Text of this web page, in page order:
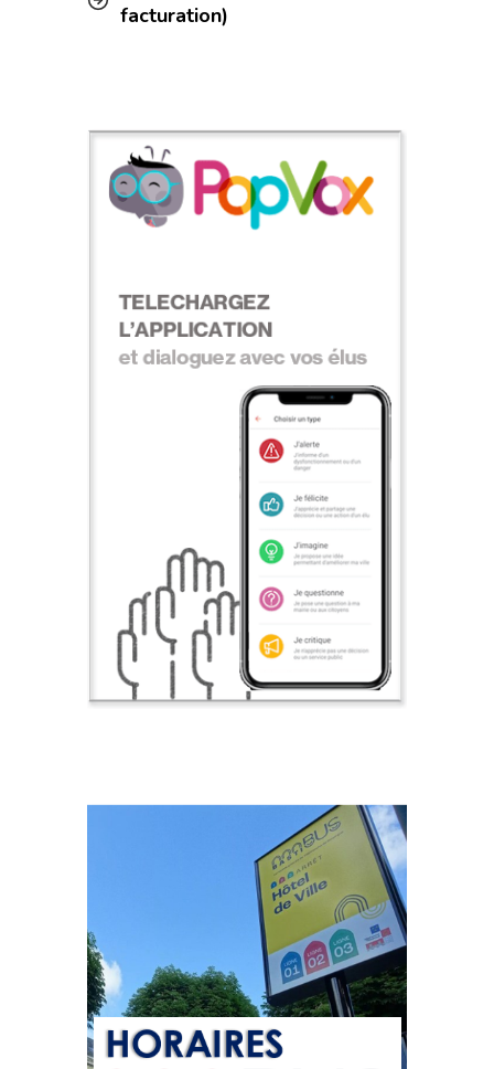
facturation)